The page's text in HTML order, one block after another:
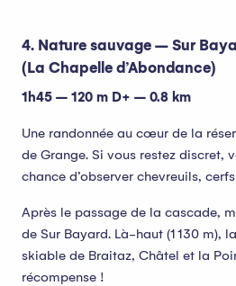
4. Nature sauvage – Sur
(La Chapelle d’Abondance)
1h45 – 120 m D+ – 0.8 km
Une randonnée au cœur de la
de Grange. Si vous restez discret,
chance d’observer chevreuils,
Après le passage de la cascade,
de Sur Bayard. Là-haut (1 130 m),
skiable de Braitaz, Châtel et la
récompense !